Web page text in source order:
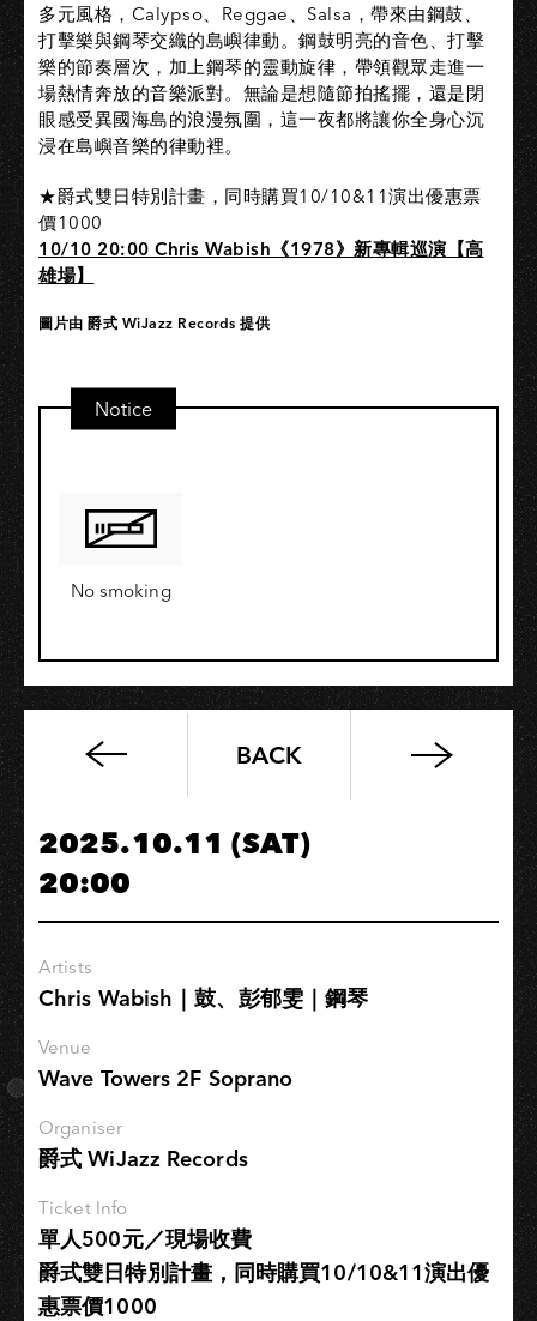
多元風格，Calypso、Reggae、Salsa，帶來由鋼鼓、
打擊樂與鋼琴交織的島嶼律動。鋼鼓明亮的音色、打擊
樂的節奏層次，加上鋼琴的靈動旋律，帶領觀眾走進一
場熱情奔放的音樂派對。無論是想隨節拍搖擺，還是閉
眼感受異國海島的浪漫氛圍，這一夜都將讓你全身心沉
浸在島嶼音樂的律動裡。
★爵式雙日特別計畫，同時購買10/10&11演出優惠票
價1000
10/10 20:00 Chris Wabish《1978》新專輯巡演【高
雄場】
圖片由 爵式 WiJazz Records 提供
Notice
No smoking
費
紐
約
經
典
｜
佳
四
重
BACK
2025.10.11 (SAT)
20:00
Artists
Chris Wabish｜鼓、彭郁雯｜鋼琴
Venue
Wave Towers 2F Soprano
Organiser
爵式 WiJazz Records
Ticket Info
單人500元／現場收費
爵式雙日特別計畫，同時購買10/10&11演出優
惠票價1000